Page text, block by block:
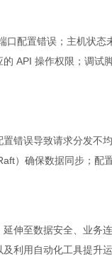
口配置错误；主机状
的 API 操作权限；调
置错误导致请求分发不
）确保数据同步；
伸至数据安全、业务
利用自动化工具提升